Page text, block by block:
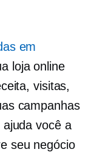
em
loja online
visitas,
campanhas
você a
seu negócio